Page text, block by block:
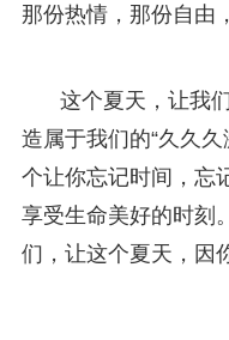
那份热情，那份自由
这个夏天，让我
造属于我们的“久久
个让你忘记时间，忘
享受生命美好的时刻
们，让这个夏天，因